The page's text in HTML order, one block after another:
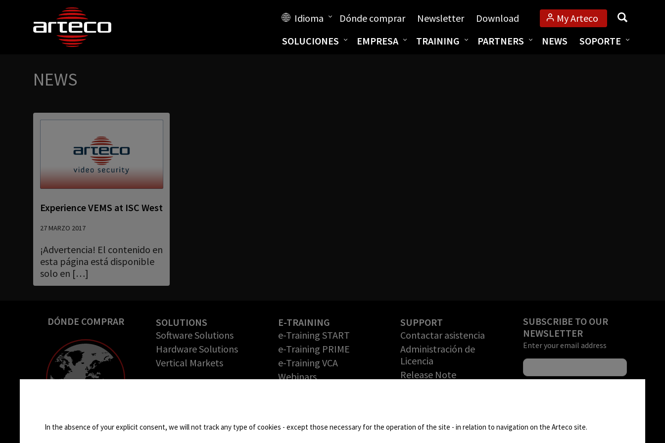
My Arteco
Dónde comprar Newsletter Download
Idioma Búsqueda
SOLUCIONES EMPRESA TRAINING PARTNERS NEWS SOPORTE
NEWS
Experience VEMS at ISC West
27 MARZO 2017
¡Advertencia! El contenido en
esta página está disponible
solo en […]
DÓNDE COMPRAR
SOLUTIONS
Software Solutions
Hardware Solutions
Vertical Markets
COMPANY
Oportunidades de
trabajo
E-TRAINING
e-Training START
e-Training PRIME
e-Training VCA
Webinars
Partner Program: haga
crecer su negocio con
SUPPORT
Contactar asistencia
Administración de
Licencia
Release Note
Devolución de
SUBSCRIBE TO OUR
NEWSLETTER
Enter your email address
In the absence of your explicit consent, we will not track any type of cookies - except those necessary for the operation of the site - in relation to navigation on the Arteco site.